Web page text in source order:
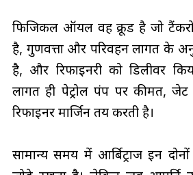
फिजिकल ऑयल वह क्रूड है जो टैंकरों
है, गुणवत्ता और परिवहन लागत के
है, और रिफाइनरी को डिलीवर
लागत ही पेट्रोल पंप पर कीमत,
रिफाइनर मार्जिन तय करती है।
सामान्य समय में आर्बिट्राज इन